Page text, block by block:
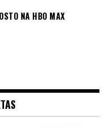
NA HBO MAX